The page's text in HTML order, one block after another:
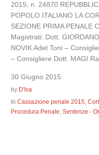
2015, n. 24870
POPOLO ITALIANO LA
SEZIONE PRIMA PENALE
Magistrati: Dott.
NOVIK Adet Toni –
– Consigliere Dott. MAGI
30 Giugno 2015
by D'Isa
InCassazione penale 2015,
Procedura Penale,Sentenze -